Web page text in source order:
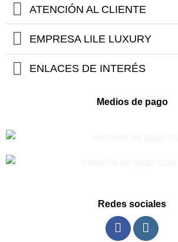
hasta
$149.925
ATENCIÓN AL CLIENTE
EMPRESA LILE LUXURY
ENLACES DE INTERÉS
Medios de pago
Redes sociales